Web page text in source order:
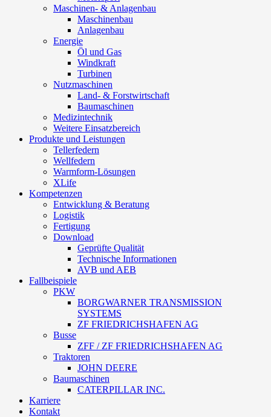
Maschinen- & Anlagenbau
Maschinenbau
Anlagenbau
Energie
Öl und Gas
Windkraft
Turbinen
Nutzmaschinen
Land- & Forstwirtschaft
Baumaschinen
Medizintechnik
Weitere Einsatzbereich
Produkte und Leistungen
Tellerfedern
Wellfedern
Warmform-Lösungen
XLife
Kompetenzen
Entwicklung & Beratung
Logistik
Fertigung
Download
Geprüfte Qualität
Technische Informationen
AVB und AEB
Fallbeispiele
PKW
BORGWARNER TRANSMISSION
SYSTEMS
ZF FRIEDRICHSHAFEN AG
Busse
ZFF / ZF FRIEDRICHSHAFEN AG
Traktoren
JOHN DEERE
Baumaschinen
CATERPILLAR INC.
Karriere
Kontakt